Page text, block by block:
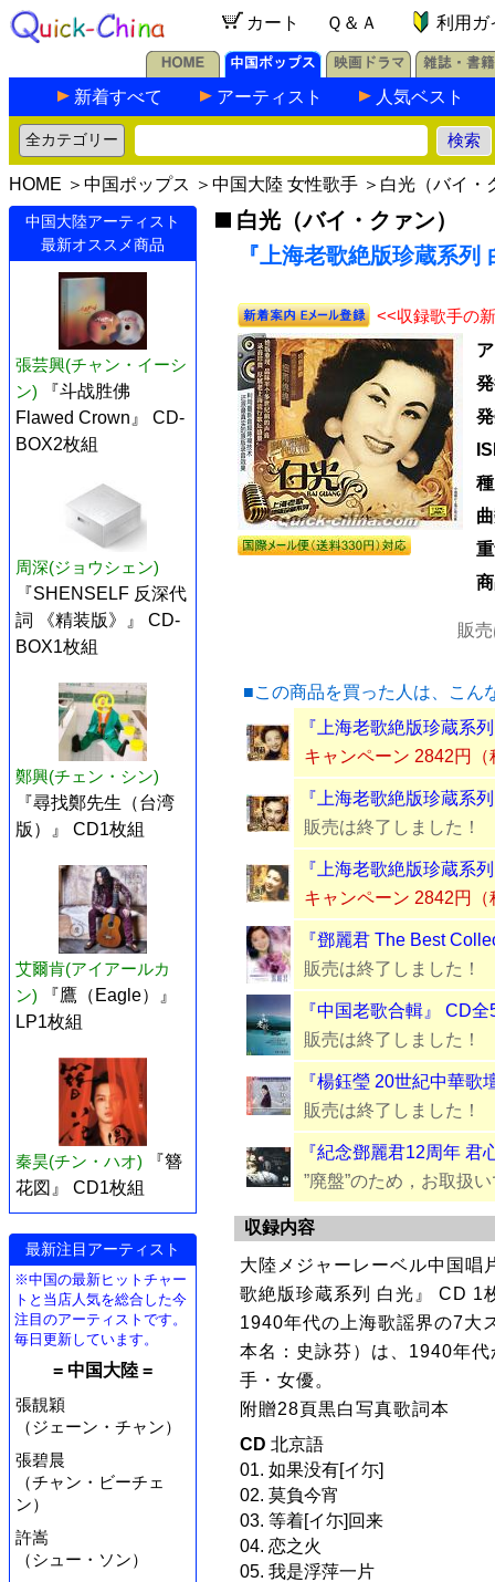
カート Ｑ＆Ａ 利用ガ
新着すべて アーティスト 人気ベスト
HOME ＞ 中国ポップス ＞ 中国大陸 女性歌手 ＞ 白光（バイ・
中国大陸アーティスト
最新オススメ商品
張芸興(チャン・イーシ
ン)
『斗战胜佛
Flawed Crown』 CD-
BOX2枚組
周深(ジョウシェン)
『SHENSELF 反深代
詞 《精装版》』 CD-
BOX1枚組
鄭興(チェン・シン)
『尋找鄭先生（台湾
版）』 CD1枚組
艾爾肯(アイアールカ
ン)
『鷹（Eagle）』
LP1枚組
秦昊(チン・ハオ)
『簪
花図』 CD1枚組
最新注目アーティスト
※中国の最新ヒットチャー
トと当店人気を総合した今
注目のアーティストです。
毎日更新しています。
= 中国大陸 =
張靚穎
（ジェーン・チャン）
張碧晨
（チャン・ビーチェ
ン）
許嵩
（シュー・ソン）
白光（バイ・クァン）
『上海老歌絶版珍蔵系列
<<収録歌手の
販
■この商品を買った人は、こん
『上海老歌絶版珍蔵系
キャンペーン 2842円（
『上海老歌絶版珍蔵系
販売は終了しました！
『上海老歌絶版珍蔵系
キャンペーン 2842円（
『鄧麗君 The Best
販売は終了しました！
『中国老歌合輯』 CD
販売は終了しました！
『楊鈺瑩 20世紀中華
販売は終了しました！
『紀念鄧麗君12周年
”廃盤”のため，お取扱
収録内容
大陸メジャーレーベル中国唱
歌絶版珍蔵系列 白光』 CD 1
1940年代の上海歌謡界の7大
本名：史詠芬）は、1940年
手・女優。
附贈28頁黒白写真歌詞本
CD 北京語
01. 如果没有[イ尓]
02. 莫負今宵
03. 等着[イ尓]回来
04. 恋之火
05. 我是浮萍一片